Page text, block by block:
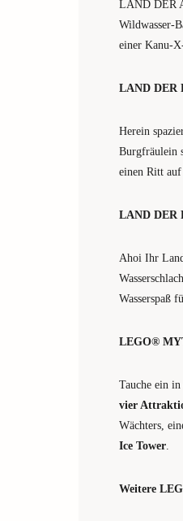
LAND DER
Wildwasser-
einer Kanu-
LAND DER
Herein
Burgfräulein
einen Ritt auf
LAND DER
Ahoi Ihr
Wasserspaß
LEGO®
Tauche ein
vier
Wächters,
Ice Tower.
Weitere